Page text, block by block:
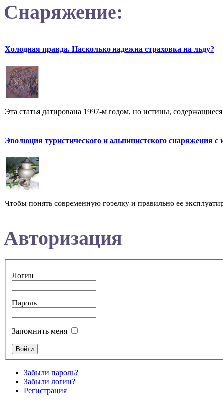
Снаряжение:
Холодная правда. Насколько надежна страховка на льду?
Эта статья датирована 1997-м годом, но истины,
Эволюция туристического и альпинистского снаряжения с
Чтобы понять современную горелку и правильно ее
Авторизация
Логин
Пароль
Запомнить меня
Забыли пароль?
Забыли логин?
Регистрация